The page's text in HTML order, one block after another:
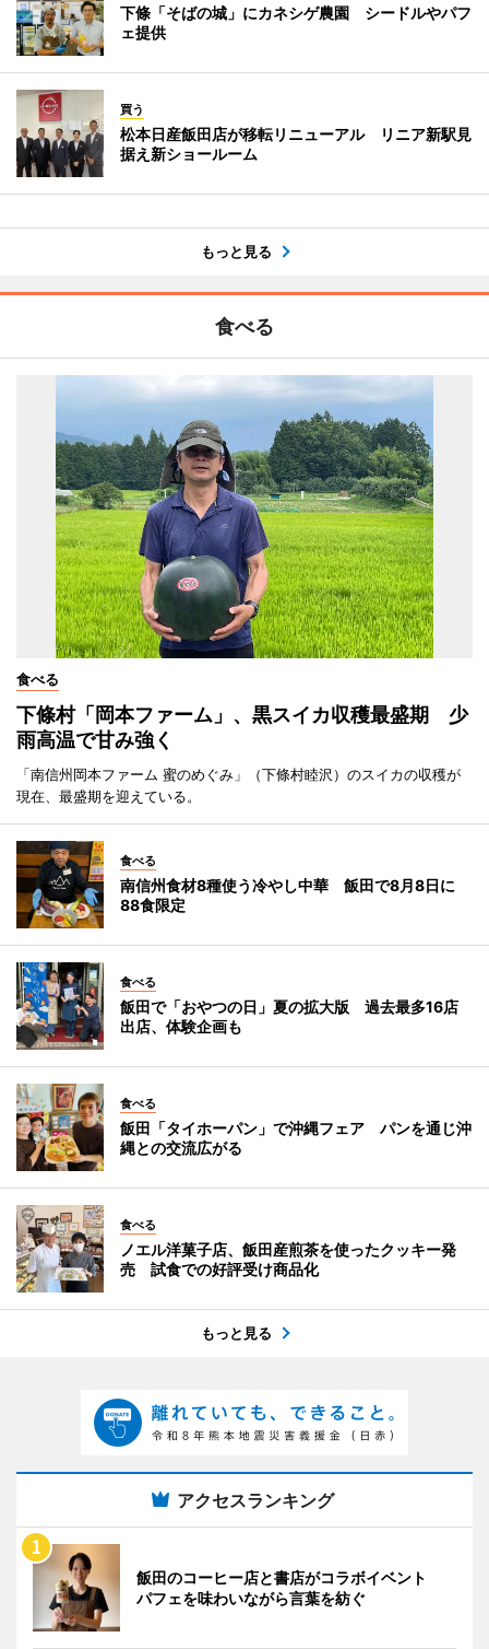
下條「そばの城」にカネシゲ農園 シードルやパフ
ェ提供
買う
松本日産飯田店が移転リニューアル リニア新駅見
据え新ショールーム
もっと見る
食べる
食べる
下條村「岡本ファーム」、黒スイカ収穫最盛期 少
雨高温で甘み強く
「南信州岡本ファーム 蜜のめぐみ」（下條村睦沢）のスイカの収穫が
現在、最盛期を迎えている。
食べる
南信州食材8種使う冷やし中華 飯田で8月8日に
88食限定
食べる
飯田で「おやつの日」夏の拡大版 過去最多16店
出店、体験企画も
食べる
飯田「タイホーパン」で沖縄フェア パンを通じ沖
縄との交流広がる
食べる
ノエル洋菓子店、飯田産煎茶を使ったクッキー発
売 試食での好評受け商品化
もっと見る
アクセスランキング
飯田のコーヒー店と書店がコラボイベント
パフェを味わいながら言葉を紡ぐ